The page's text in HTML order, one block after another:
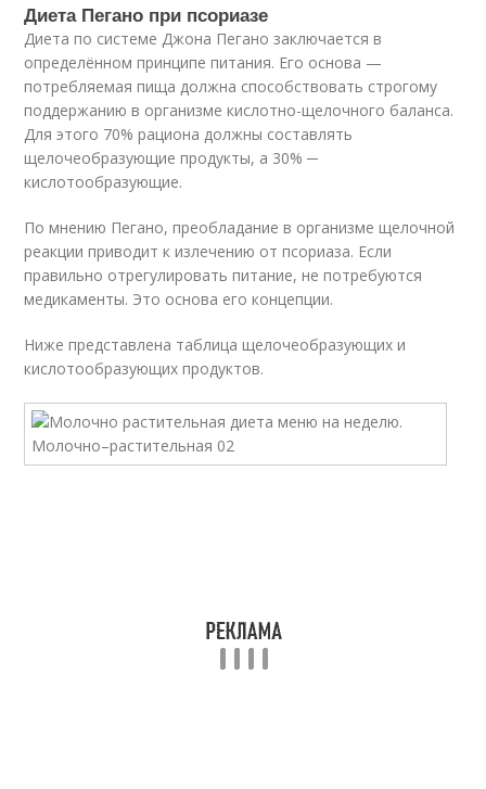
Диета Пегано при псориазе
Диета по системе Джона Пегано заключается в
определённом принципе питания. Его основа —
потребляемая пища должна способствовать строгому
поддержанию в организме кислотно-щелочного баланса.
Для этого 70% рациона должны составлять
щелочеобразующие продукты, а 30% ─
кислотообразующие.
По мнению Пегано, преобладание в организме щелочной
реакции приводит к излечению от псориаза. Если
правильно отрегулировать питание, не потребуются
медикаменты. Это основа его концепции.
Ниже представлена таблица щелочеобразующих и
кислотообразующих продуктов.